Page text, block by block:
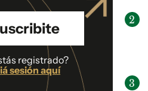
registrado?
sesión aquí